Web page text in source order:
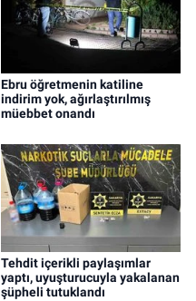
Ebru öğretmenin katiline
indirim yok, ağırlaştırılmış
müebbet onandı
Tehdit içerikli paylaşımlar
yaptı, uyuşturucuyla yakalanan
şüpheli tutuklandı